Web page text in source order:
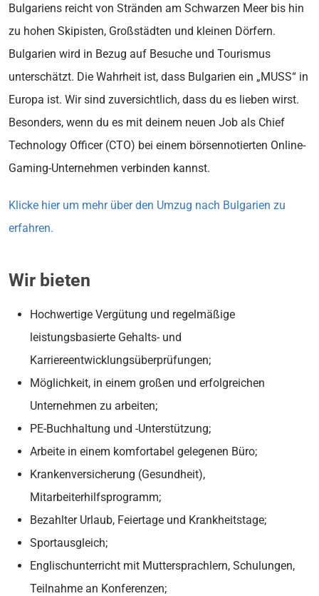
Bulgariens reicht von Stränden am Schwarzen Meer bis hin
zu hohen Skipisten, Großstädten und kleinen Dörfern.
Bulgarien wird in Bezug auf Besuche und Tourismus
unterschätzt. Die Wahrheit ist, dass Bulgarien ein „MUSS“ in
Europa ist. Wir sind zuversichtlich, dass du es lieben wirst.
Besonders, wenn du es mit deinem neuen Job als Chief
Technology Officer (CTO) bei einem börsennotierten Online-
Gaming-Unternehmen verbinden kannst.
Klicke hier um mehr über den Umzug nach Bulgarien zu
erfahren.
Wir bieten
Hochwertige Vergütung und regelmäßige
leistungsbasierte Gehalts- und
Karriereentwicklungsüberprüfungen;
Möglichkeit, in einem großen und erfolgreichen
Unternehmen zu arbeiten;
PE-Buchhaltung und -Unterstützung;
Arbeite in einem komfortabel gelegenen Büro;
Krankenversicherung (Gesundheit),
Mitarbeiterhilfsprogramm;
Bezahlter Urlaub, Feiertage und Krankheitstage;
Sportausgleich;
Englischunterricht mit Muttersprachlern, Schulungen,
Teilnahme an Konferenzen;